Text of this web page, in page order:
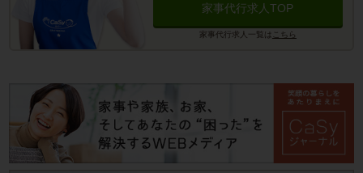
家事代行求人TOP
家事代行求人一覧は こちら